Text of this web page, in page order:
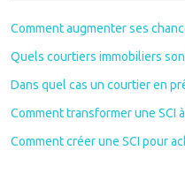
Comment augmenter ses
Quels courtiers immobiliers
Dans quel cas un courtier en
Comment transformer une SCI à
Comment créer une SCI pour